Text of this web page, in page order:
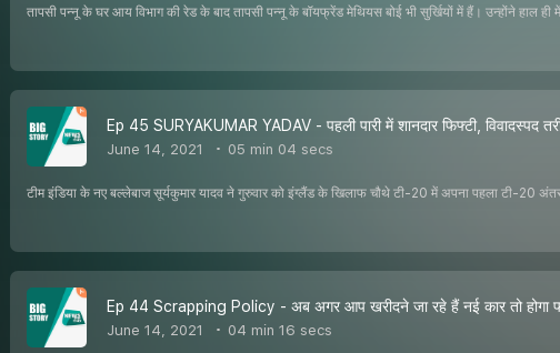
तापसी पन्नू के घर आय विभाग की रेड के बाद तापसी पन्नू के बॉयफ्रेंड मेथियस बोई भी सुर्खियों में हैं। उन्होंने हाल
Ep 45 SURYAKUMAR YADAV - पहली पारी में शानदार फिफ्टी, विवादस्पद
June 14, 2021 05 min 04 secs
टीम इंडिया के नए बल्लेबाज सूर्यकुमार यादव ने गुरुवार को इंग्लैंड के खिलाफ चौथे टी-20 में अपना पहला टी-20
Ep 44 Scrapping Policy - अब अगर आप खरीदने जा रहे हैं नई कार तो होगा
June 14, 2021 04 min 16 secs